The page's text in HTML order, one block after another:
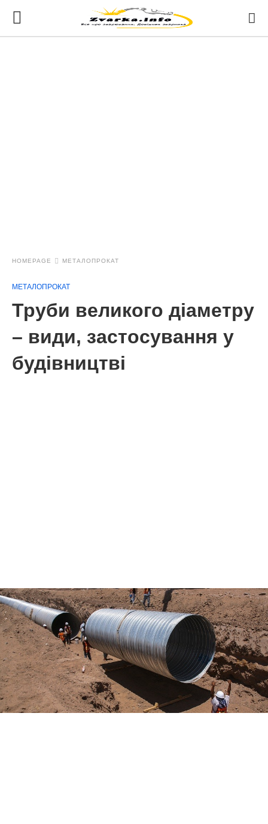
HOMEPAGE МЕТАЛОПРОКАТ
МЕТАЛОПРОКАТ
Труби великого діаметру
– види, застосування у
будівництві